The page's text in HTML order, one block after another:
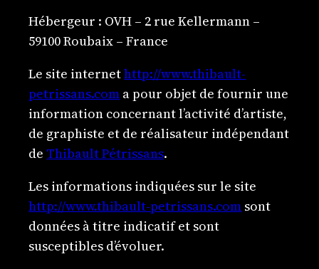
Hébergeur : OVH – 2 rue Kellermann –
59100 Roubaix – France
Le site internethttp://www.thibault-
petrissans.com a pour objet de fournir une
information concernant l’activité d’artiste,
de graphiste et de réalisateur indépendant
de Thibault Pétrissans.
Les informations indiquées sur le site
http://www.thibault-petrissans.com sont
données à titre indicatif et sont
susceptibles d’évoluer.